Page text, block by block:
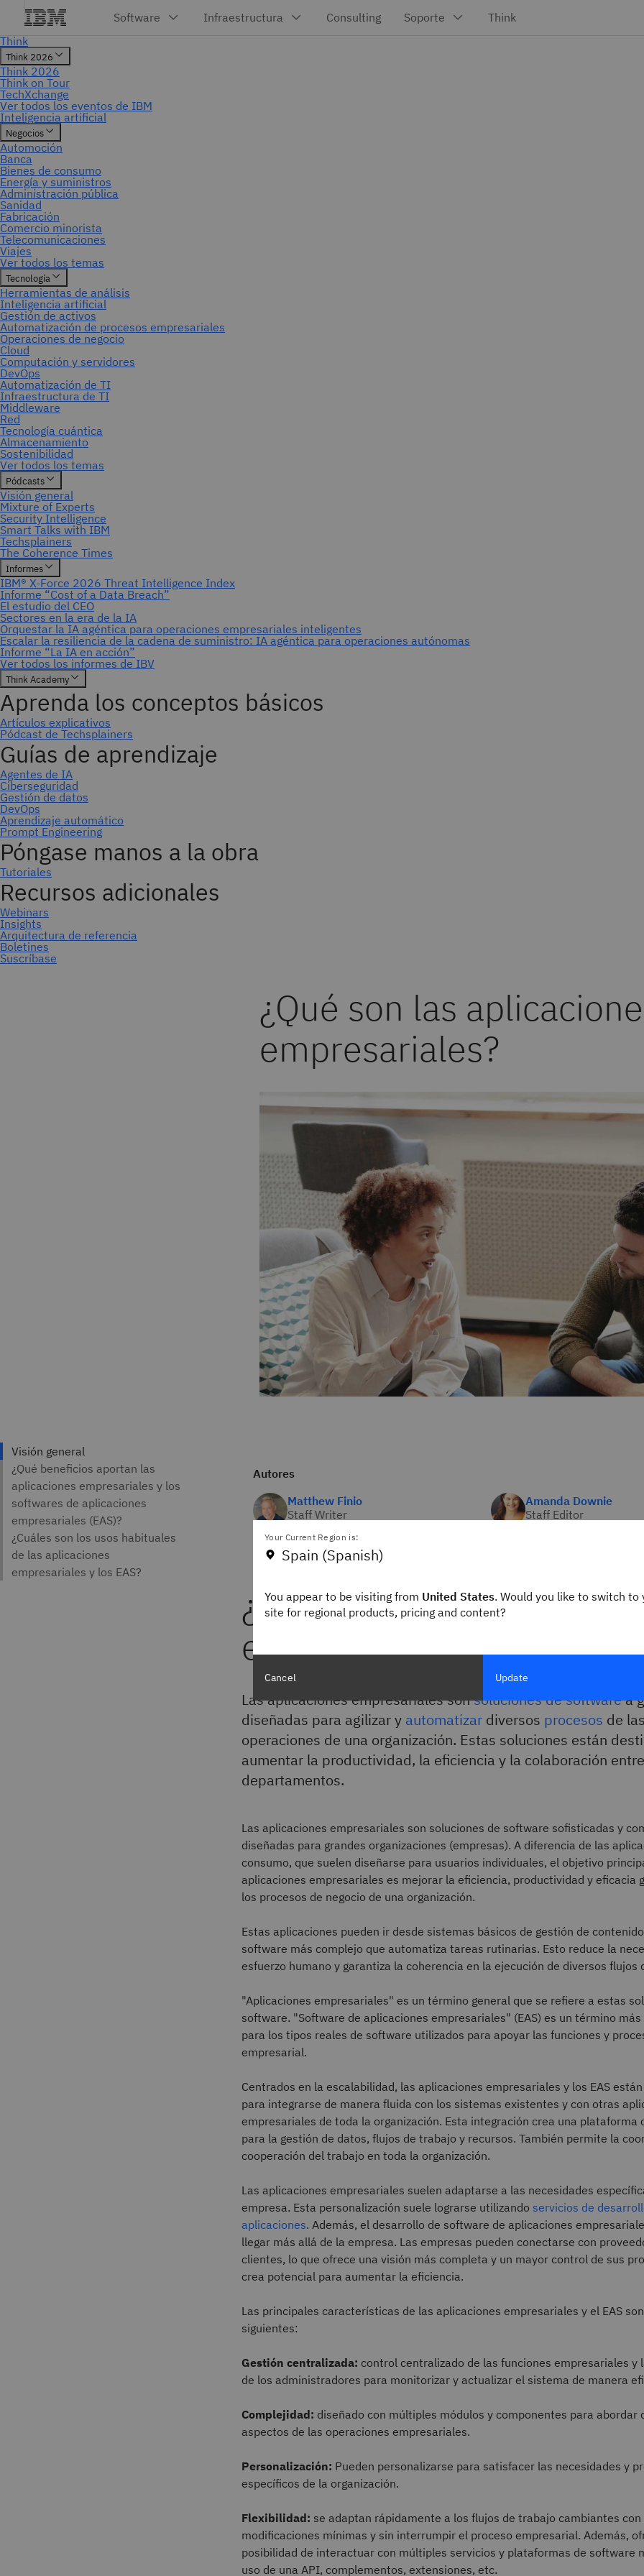
Suscríbase
¿Qué son las
empresariales?
Autores
Matthew Finio
Staff Writer
Amanda Downie
Staff Editor
¿Qué son las aplicaciones
empresariales?
Las aplicaciones empresariales sonsoluciones de softwarea
diseñadas para agilizar y automatizar diversos procesos de
operaciones de una organización. Estas soluciones están
aumentar la productividad, la eficiencia y la colaboración entre
departamentos.
Las aplicaciones empresariales son soluciones de software sofisticadas y
diseñadas para grandes organizaciones (empresas). A diferencia de las
consumo, que suelen diseñarse para usuarios individuales, el objetivo
aplicaciones empresariales es mejorar la eficiencia, productividad y eficacia
los procesos de negocio de una organización.
Estas aplicaciones pueden ir desde sistemas básicos de gestión de
software más complejo que automatiza tareas rutinarias. Esto reduce la
esfuerzo humano y garantiza la coherencia en la ejecución de diversos flujos
"Aplicaciones empresariales" es un término general que se refiere a estas
software. "Software de aplicaciones empresariales" (EAS) es un término
para los tipos reales de software utilizados para apoyar las funciones y
empresarial.
Centrados en la escalabilidad, las aplicaciones empresariales y los EAS
para integrarse de manera fluida con los sistemas existentes y con otras
empresariales de toda la organización. Esta integración crea una plataforma
para la gestión de datos, flujos de trabajo y recursos. También permite la
cooperación del trabajo en toda la organización.
Las aplicaciones empresariales suelen adaptarse a las necesidades
empresa. Esta personalización suele lograrse utilizando servicios de
aplicaciones. Además, el desarrollo de software de aplicaciones
llegar más allá de la empresa. Las empresas pueden conectarse con
clientes, lo que ofrece una visión más completa y un mayor control de sus
crea potencial para aumentar la eficiencia.
Las principales características de las aplicaciones empresariales y el EAS
siguientes:
Gestión centralizada: control centralizado de las funciones empresariales y
de los administradores para monitorizar y actualizar el sistema de manera
Complejidad: diseñado con múltiples módulos y componentes para abordar
aspectos de las operaciones empresariales.
Personalización: Pueden personalizarse para satisfacer las necesidades y
específicos de la organización.
Flexibilidad: se adaptan rápidamente a los flujos de trabajo cambiantes con
modificaciones mínimas y sin interrumpir el proceso empresarial. Además,
posibilidad de interactuar con múltiples servicios y plataformas de software
uso de una API, complementos, extensiones, etc.
Your Current Region is:
Spain (Spanish)
You appear to be visiting from United States. Would you like to switch to
site for regional products, pricing and content?
Cancel Update